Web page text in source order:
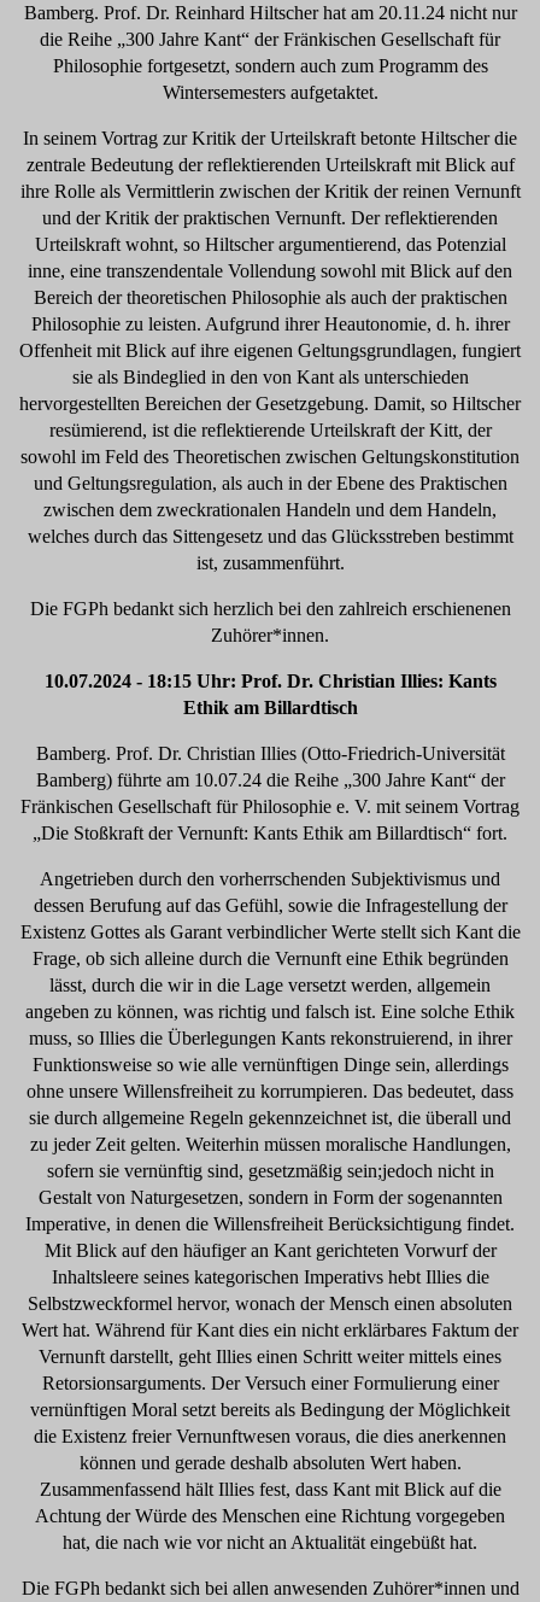
Bamberg. Prof. Dr. Reinhard Hiltscher hat am 20.11.24 nicht nur
die Reihe „300 Jahre Kant“ der Fränkischen Gesellschaft für
Philosophie fortgesetzt, sondern auch zum Programm des
Wintersemesters aufgetaktet.
In seinem Vortrag zur Kritik der Urteilskraft betonte Hiltscher die
zentrale Bedeutung der reflektierenden Urteilskraft mit Blick auf
ihre Rolle als Vermittlerin zwischen der Kritik der reinen Vernunft
und der Kritik der praktischen Vernunft. Der reflektierenden
Urteilskraft wohnt, so Hiltscher argumentierend, das Potenzial
inne, eine transzendentale Vollendung sowohl mit Blick auf den
Bereich der theoretischen Philosophie als auch der praktischen
Philosophie zu leisten. Aufgrund ihrer Heautonomie, d. h. ihrer
Offenheit mit Blick auf ihre eigenen Geltungsgrundlagen, fungiert
sie als Bindeglied in den von Kant als unterschieden
hervorgestellten Bereichen der Gesetzgebung. Damit, so Hiltscher
resümierend, ist die reflektierende Urteilskraft der Kitt, der
sowohl im Feld des Theoretischen zwischen Geltungskonstitution
und Geltungsregulation, als auch in der Ebene des Praktischen
zwischen dem zweckrationalen Handeln und dem Handeln,
welches durch das Sittengesetz und das Glücksstreben bestimmt
ist, zusammenführt.
Die FGPh bedankt sich herzlich bei den zahlreich erschienenen
Zuhörer*innen.
10.07.2024 - 18:15 Uhr: Prof. Dr. Christian Illies: Kants
Ethik am Billardtisch
Bamberg. Prof. Dr. Christian Illies (Otto-Friedrich-Universität
Bamberg) führte am 10.07.24 die Reihe „300 Jahre Kant“ der
Fränkischen Gesellschaft für Philosophie e. V. mit seinem Vortrag
„Die Stoßkraft der Vernunft: Kants Ethik am Billardtisch“ fort.
Angetrieben durch den vorherrschenden Subjektivismus und
dessen Berufung auf das Gefühl, sowie die Infragestellung der
Existenz Gottes als Garant verbindlicher Werte stellt sich Kant die
Frage, ob sich alleine durch die Vernunft eine Ethik begründen
lässt, durch die wir in die Lage versetzt werden, allgemein
angeben zu können, was richtig und falsch ist. Eine solche Ethik
muss, so Illies die Überlegungen Kants rekonstruierend, in ihrer
Funktionsweise so wie alle vernünftigen Dinge sein, allerdings
ohne unsere Willensfreiheit zu korrumpieren. Das bedeutet, dass
sie durch allgemeine Regeln gekennzeichnet ist, die überall und
zu jeder Zeit gelten. Weiterhin müssen moralische Handlungen,
sofern sie vernünftig sind, gesetzmäßig sein;jedoch nicht in
Gestalt von Naturgesetzen, sondern in Form der sogenannten
Imperative, in denen die Willensfreiheit Berücksichtigung findet.
Mit Blick auf den häufiger an Kant gerichteten Vorwurf der
Inhaltsleere seines kategorischen Imperativs hebt Illies die
Selbstzweckformel hervor, wonach der Mensch einen absoluten
Wert hat. Während für Kant dies ein nicht erklärbares Faktum der
Vernunft darstellt, geht Illies einen Schritt weiter mittels eines
Retorsionsarguments. Der Versuch einer Formulierung einer
vernünftigen Moral setzt bereits als Bedingung der Möglichkeit
die Existenz freier Vernunftwesen voraus, die dies anerkennen
können und gerade deshalb absoluten Wert haben.
Zusammenfassend hält Illies fest, dass Kant mit Blick auf die
Achtung der Würde des Menschen eine Richtung vorgegeben
hat, die nach wie vor nicht an Aktualität eingebüßt hat.
Die FGPh bedankt sich bei allen anwesenden Zuhörer*innen und